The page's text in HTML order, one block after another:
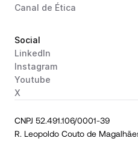
Canal de Ética
Social
LinkedIn
Instagram
Youtube
X
CNPJ 52.491.106/0001-39
R. Leopoldo Couto de